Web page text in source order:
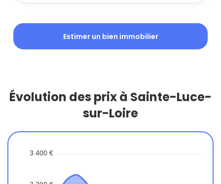
Estimer un bien immobilier
Évolution des prix à Sainte-Luce-
sur-Loire
3 400 €